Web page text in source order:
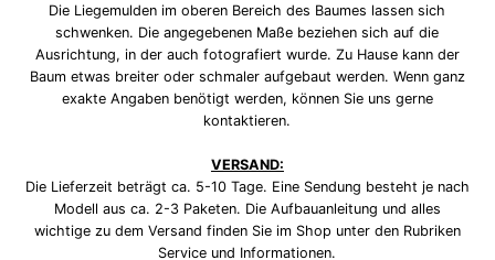
Die Liegemulden im oberen Bereich des Baumes lassen sich
schwenken. Die angegebenen Maße beziehen sich auf die
Ausrichtung, in der auch fotografiert wurde. Zu Hause kann der
Baum etwas breiter oder schmaler aufgebaut werden. Wenn ganz
exakte Angaben benötigt werden, können Sie uns gerne
kontaktieren.
VERSAND:
Die Lieferzeit beträgt ca. 5-10 Tage. Eine Sendung besteht je nach
Modell aus ca. 2-3 Paketen. Die Aufbauanleitung und alles
wichtige zu dem Versand finden Sie im Shop unter den Rubriken
Service und Informationen.